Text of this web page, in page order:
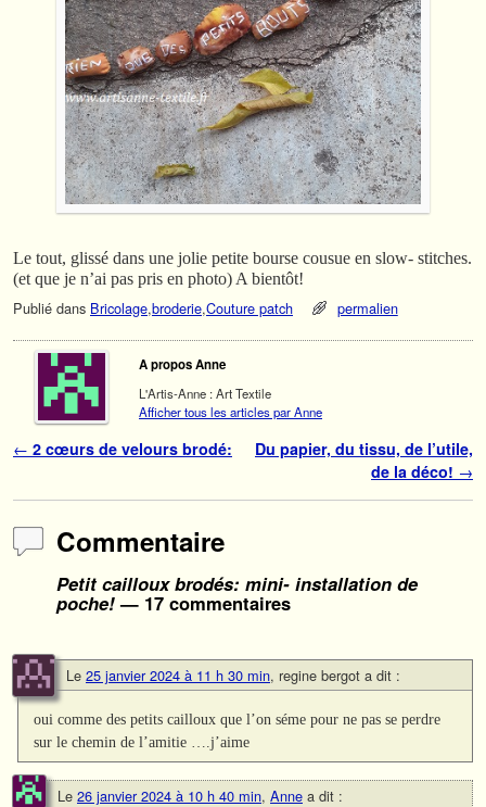
Le tout, glissé dans une jolie petite bourse cousue en slow- stitches.
(et que je n’ai pas pris en photo) A bientôt!
Publié dans Bricolage,broderie,Couture patch permalien
A propos Anne
L'Artis-Anne : Art Textile
Afficher tous les articles par Anne
Navigation des articles
← 2 cœurs de velours brodé:
Du papier, du tissu, de l’utile,
de la déco! →
Commentaire
Petit cailloux brodés: mini- installation de
poche!— 17 commentaires
Le 25 janvier 2024 à 11 h 30 min, regine bergot a dit :
oui comme des petits cailloux que l’on séme pour ne pas se perdre
sur le chemin de l’amitie ….j’aime
Le 26 janvier 2024 à 10 h 40 min, Anne a dit :